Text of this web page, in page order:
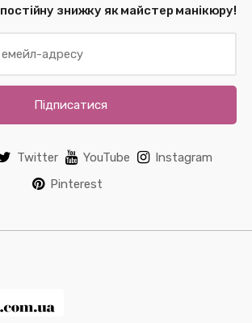
постійну знижку як майстер манікюру!
Підписатися
Twitter YouTube
Instagram
Pinterest